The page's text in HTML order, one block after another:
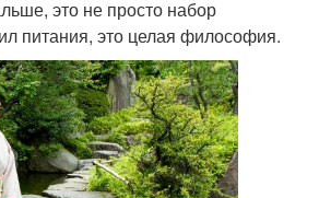
это не просто набор
питания, это целая философия.